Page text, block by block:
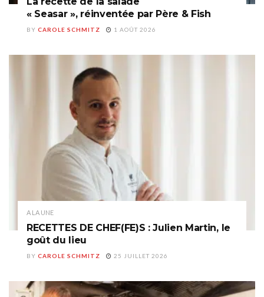
« Seasar », réinventée par Père & Fish
BY CAROLE SCHMITZ 1 AOÛT 2026
A LA UNE
RECETTES DE CHEF(FE)S : Julien Martin, le
goût du lieu
BY CAROLE SCHMITZ 25 JUILLET 2026